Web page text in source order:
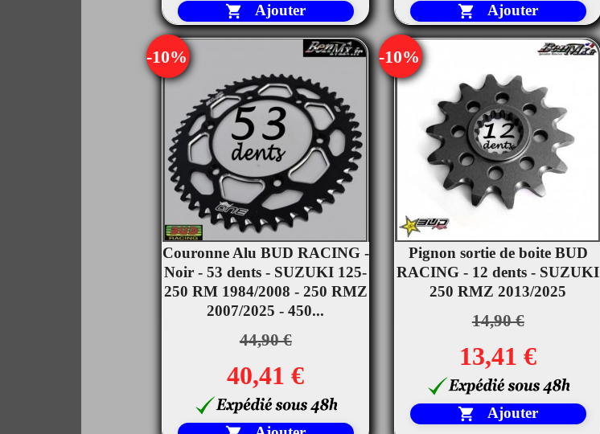
 Ajouter  Ajouter
Couronne Alu BUD RACING -
Noir - 53 dents - SUZUKI 125-
250 RM 1984/2008 - 250 RMZ
2007/2025 - 450...
44,90 €
-10%
40,41 €
Aperçu rapide
Pignon sortie de boite BUD
RACING - 12 dents - SUZUKI
250 RMZ 2013/2025
14,90 €
-10%
13,41 €
 Ajouter
Aperçu rapide